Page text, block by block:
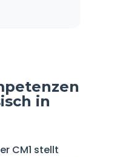
in
CM1 stellt